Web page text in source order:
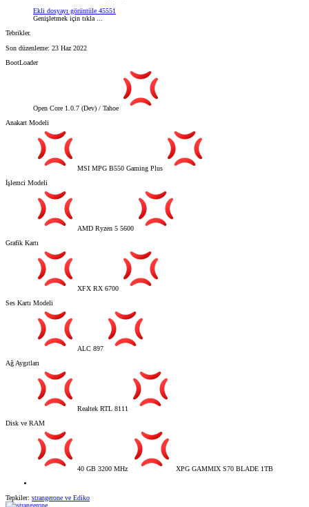
Ekli dosyayı görüntüle 45551
Genişletmek için tıkla ...
Tebrikler.
Son düzenleme: 23 Haz 2022
BootLoader
Open Core 1.0.7 (Dev) / Tahoe
Anakart Modeli
MSI MPG B550 Gaming Plus
İşlemci Modeli
AMD Ryzen 5 5600
Grafik Kartı
XFX RX 6700
Ses Kartı Modeli
ALC 897
Ağ Aygıtları
Realtek RTL 8111
Disk ve RAM
40 GB 3200 MHz XPG GAMMIX S70 BLADE 1TB
Tepkiler: strangerone ve Ediko